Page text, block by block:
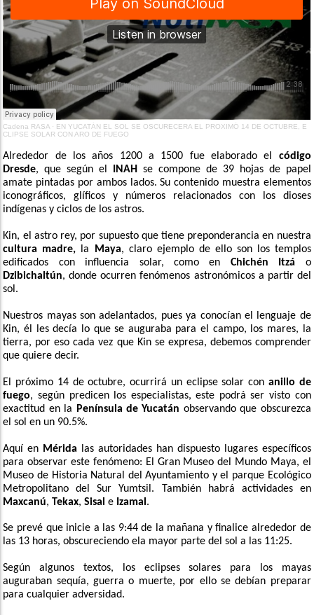
Cadena RASA · EN YUCATÁN EL SOL SE OSCURECERA EL PROXIMÓ 14 DE OCTUBRE, E
CLIPSE SOLAR CON ARO DE FUEGO
Alrededor de los años 1200 a 1500 fue elaborado el código
Dresde, que según el INAH
se compone de 39 hojas de papel
amate pintadas por ambos lados. Su contenido muestra elementos
iconográficos, glíficos y números relacionados con los dioses
indígenas y ciclos de los astros.
Kin, el astro rey, por supuesto que tiene preponderancia en nuestra
cultura madre, la Maya, claro ejemplo de ello son los templos
edificados con influencia solar, como en Chichén Itzá o
Dzibichaltún, donde ocurren fenómenos astronómicos a partir del
sol.
Nuestros mayas son adelantados, pues ya conocían el lenguaje de
Kin, él les decía lo que se auguraba para el campo, los mares, la
tierra, por eso cada vez que Kin se expresa, debemos comprender
que quiere decir.
El próximo 14 de octubre, ocurrirá un eclipse solar con anillo de
fuego, según predicen los especialistas, este podrá ser visto con
exactitud en la
Península de Yucatán observando que obscurezca
el sol en un 90.5%.
Aquí en Mérida las autoridades han dispuesto lugares específicos
para observar este fenómeno: El Gran Museo del Mundo Maya, el
Museo de Historia Natural del Ayuntamiento y el parque Ecológico
Metropolitano del Sur Yumtsil. También habrá actividades en
Maxcanú,Tekax,Sisal e Izamal .
Se prevé que inicie a las 9:44 de la mañana y finalice alrededor de
las 13 horas, obscureciendo ela mayor parte del sol a las 11:25.
Según algunos textos, los eclipses solares para los mayas
auguraban sequía, guerra o muerte, por ello se debían preparar
para cualquier adversidad.